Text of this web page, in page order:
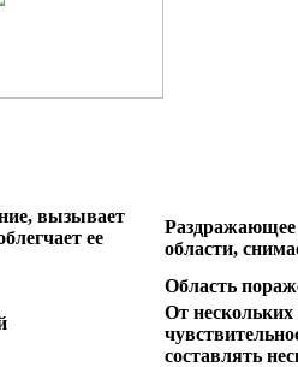
вызывает
ее
Раздражающее
области,
Область
От нескольких
составлять